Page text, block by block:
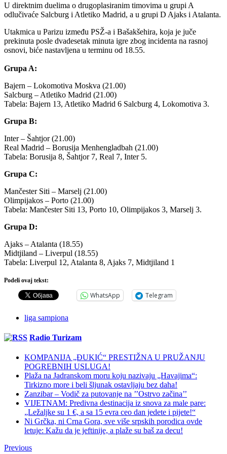
U direktnim duelima o drugoplasiranim timovima u grupi A
odlučivaće Salcburg i Atletiko Madrid, a u grupi D Ajaks i Atalanta.
Utakmica u Parizu između PSŽ-a i Bašakšehira, koja je juče
prekinuta posle dvadesetak minuta igre zbog incidenta na rasnoj
osnovi, biće nastavljena u terminu od 18.55.
Grupa A:
Bajern – Lokomotiva Moskva (21.00)
Salcburg – Atletiko Madrid (21.00)
Tabela: Bajern 13, Atletiko Madrid 6 Salcburg 4, Lokomotiva 3.
Grupa B:
Inter – Šahtjor (21.00)
Real Madrid – Borusija Menhengladbah (21.00)
Tabela: Borusija 8, Šahtjor 7, Real 7, Inter 5.
Grupa C:
Mančester Siti – Marselj (21.00)
Olimpijakos – Porto (21.00)
Tabela: Mančester Siti 13, Porto 10, Olimpijakos 3, Marselj 3.
Grupa D:
Ajaks – Atalanta (18.55)
Midtjiland – Liverpul (18.55)
Tabela: Liverpul 12, Atalanta 8, Ajaks 7, Midtjiland 1
Podeli ovaj tekst:
WhatsApp Telegram
liga sampiona
Radio Turizam
KOMPANIJA „ĐUKIĆ“ PRESTIŽNA U PRUŽANJU
POGREBNIH USLUGA!
Plaža na Jadranskom moru koju nazivaju „Havajima“:
Tirkizno more i beli šljunak ostavljaju bez daha!
Zanzibar – Vodič za putovanje na ’’Ostrvo začina’’
VIJETNAM: Predivna destinacija iz snova za male pare:
„Ležaljke su 1 €, a sa 15 evra ceo dan jedete i pijete!“
Ni Grčka, ni Crna Gora, sve više srpskih porodica ovde
letuje: Kažu da je jeftinije, a plaže su baš za decu!
Previous